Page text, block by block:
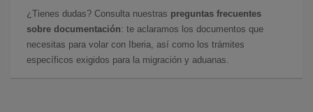
¿Tienes dudas? Consulta nuestras preguntas frecuentes
sobre documentación: te aclaramos los documentos que
necesitas para volar con Iberia, así como los trámites
específicos exigidos para la migración y aduanas.